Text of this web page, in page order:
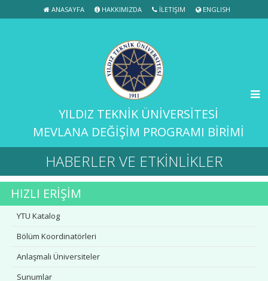
ANASAYFA HAKKIMIZDA İLETIŞIM ENGLISH
YILDIZ TEKNİK ÜNİVERSİTESİ
MEVLANA DEĞİŞİM PROGRAMI BİRİMİ
HABERLER VE ETKİNLİKLER
HIZLI ERİŞİM
YTU Katalog
Bölüm Koordinatörleri
Anlaşmalı Üniversiteler
Sunumlar